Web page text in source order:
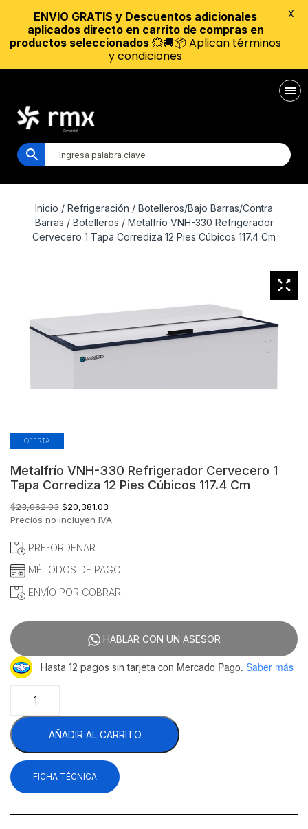
Inicio / Refrigeración / Botelleros/Bajo Barras/Contra
Barras / Botelleros / Metalfrío VNH-330 Refrigerador
Cervecero 1 Tapa Corrediza 12 Pies Cúbicos 117.4 Cm
OFERTA
Metalfrío VNH-330 Refrigerador Cervecero 1
Tapa Corrediza 12 Pies Cúbicos 117.4 Cm
$23,062.93 El
precio
era:
$20,381.03
precio
Precios no incluyen IVA
PRE-ORDENAR
MÉTODOS DE PAGO
ENVÍO POR COBRAR
HABLAR CON UN ASESOR
Hasta 12 pagos sin tarjeta con Mercado Pago. Saber más
330
Refrigerador
Cervecero
Tapa
Corrediza
AÑADIR AL CARRITO
FICHA TÉCNICA
ENVIO GRATIS y Descuentos adicionales
aplicados directo en carrito de compras en
productos seleccionados 💥🚚📦 Aplican términos
y condiciones
X